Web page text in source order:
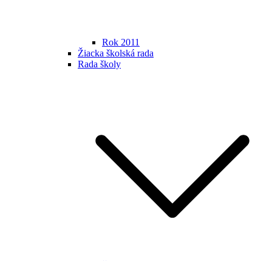
Rok 2011
Žiacka školská rada
Rada školy